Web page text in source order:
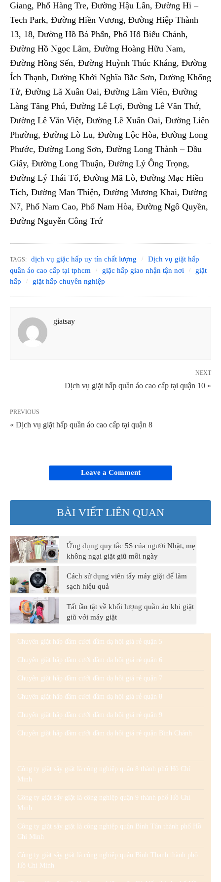
Giang, Phố Hàng Tre, Đường Hậu Lân, Đường Hi –
Tech Park, Đường Hiền Vương, Đường Hiệp Thành
13, 18, Đường Hồ Bá Phấn, Phố Hổ Biểu Chánh,
Đường Hồ Ngọc Lãm, Đường Hoàng Hữu Nam,
Đường Hồng Sến, Đường Huỳnh Thúc Kháng, Đường
Ích Thạnh, Đường Khởi Nghĩa Bắc Sơn, Đường Khổng
Tử, Đường Lã Xuân Oai, Đường Lâm Viên, Đường
Làng Tăng Phú, Đường Lê Lợi, Đường Lê Văn Thứ,
Đường Lê Văn Việt, Đường Lê Xuân Oai, Đường Liên
Phường, Đường Lò Lu, Đường Lộc Hòa, Đường Long
Phước, Đường Long Sơn, Đường Long Thành – Dầu
Giây, Đường Long Thuận, Đường Lý Ông Trọng,
Đường Lý Thái Tổ, Đường Mã Lò, Đường Mạc Hiền
Tích, Đường Man Thiện, Đường Mương Khai, Đường
N7, Phố Nam Cao, Phố Nam Hòa, Đường Ngô Quyền,
Đường Nguyễn Công Trứ
TAGS: dịch vụ giặc hấp uy tín chất lượng
Dịch vụ giặt hấp
quần áo cao cấp tại tphcm
giặc hấp giao nhận tận nơi
giặt
hấp
giặt hấp chuyên nghiệp
giatsay
NEXT
Dịch vụ giặt hấp quần áo cao cấp tại quận 10 »
PREVIOUS
« Dịch vụ giặt hấp quần áo cao cấp tại quận 8
Leave a Comment
BÀI VIẾT LIÊN QUAN
Ứng dụng quy tắc 5S của người Nhật, mẹ
không ngại giặt giũ mỗi ngày
Cách sử dụng viên tẩy máy giặt để làm
sạch hiệu quả
Tất tần tật về khối lượng quần áo khi giặt
giũ với máy giặt
Chuyên giặt hấp đầm cưới đầm dạ hội giá rẻ quận 5
Chuyên giặt hấp đầm cưới đầm dạ hội giá rẻ quận 6
Chuyên giặt hấp đầm cưới đầm dạ hội giá rẻ quận 7
Chuyên giặt hấp đầm cưới đầm dạ hội giá rẻ quận 8
Chuyên giặt hấp đầm cưới đầm dạ hội giá rẻ quận 9
Chuyên giặt hấp đầm cưới đầm dạ hội giá rẻ quận Bình Chánh
Công ty giặt sấy giặt là công nghiệp quận 8 thành phố Hồ Chí
Minh
Công ty giặt sấy giặt là công nghiệp quận 9 thành phố Hồ Chí
Minh
Công ty giặt sấy giặt là công nghiệp quận Bình Tân thành phố Hồ
Chí Minh
Công ty giặt sấy giặt là công nghiệp quận Bình Thạnh thành phố
Hồ Chí Minh